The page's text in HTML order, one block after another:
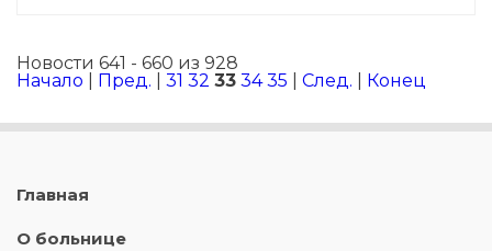
Новости 641 - 660 из 928
Начало
Пред. 31 32 33 34 35 След. Конец
Главная
О больнице